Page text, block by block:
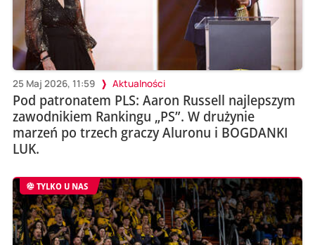
25 Maj 2026, 11:59 Aktualności
Pod patronatem PLS: Aaron Russell najlepszym
zawodnikiem Rankingu „PS”. W drużynie
marzeń po trzech graczy Aluronu i BOGDANKI
LUK.
TYLKO U NAS